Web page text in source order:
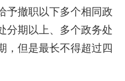
予撤职以下多个相同政
分期以上、多个政务处
，但是最长不得超过四